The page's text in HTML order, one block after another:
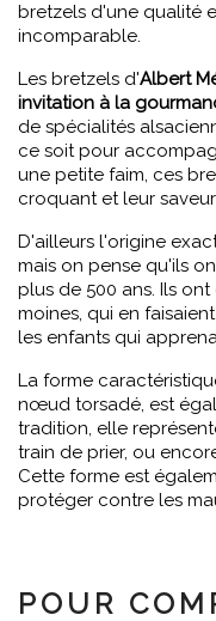
bretzels d'une qualité
incomparable.
Les bretzels d'Albert
invitation à la
de spécialités
ce soit pour
une petite faim, ces
croquant et leur
D'ailleurs l'origine
mais on pense qu'ils
plus de 500 ans. Ils
moines, qui en
les enfants qui
La forme
nœud torsadé, est
tradition, elle
train de prier, ou
Cette forme est
protéger contre les
POUR